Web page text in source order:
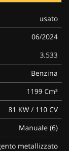
usato
06/2024
3.533
Benzina
1199 Cm³
81 KW / 110 CV
Manuale (6)
metallizzato